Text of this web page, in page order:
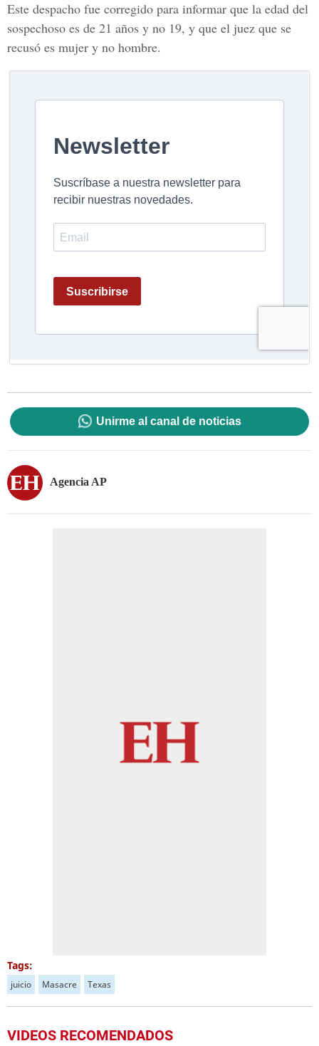
Este despacho fue corregido para informar que la edad del
sospechoso es de 21 años y no 19, y que el juez que se
recusó es mujer y no hombre.
Unirme al canal de noticias
Agencia AP
Tags:
juicio Masacre Texas
VIDEOS RECOMENDADOS